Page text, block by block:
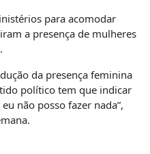
para acomodar
a presença de mulheres
da presença feminina
político tem que indicar
não posso fazer nada”,